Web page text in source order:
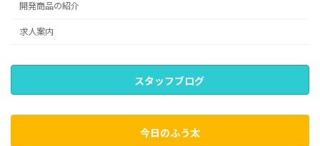
開発商品の紹介
求人案内
スタッフブログ
今日のふう太